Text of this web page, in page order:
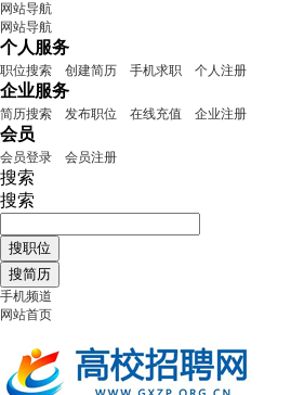
网站导航
网站导航
个人服务
职位搜索 创建简历 手机求职 个人注册
企业服务
简历搜索 发布职位 在线充值 企业注册
会员
会员登录 会员注册
搜索
搜索
手机频道
网站首页